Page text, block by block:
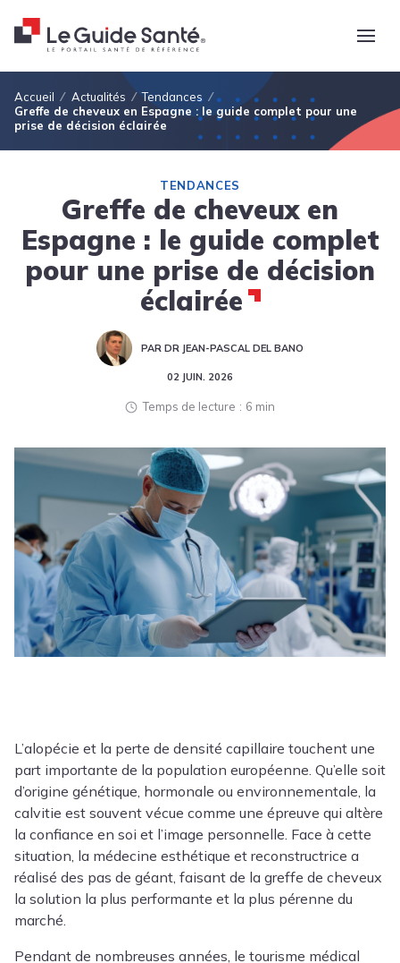
Fil d'Ariane
Accueil Actualités
Tendances
Greffe de cheveux en Espagne : le guide complet pour une
prise de décision éclairée
TENDANCES
Greffe de cheveux en
Espagne : le guide complet
pour une prise de décision
éclairée
PAR DR JEAN-PASCAL DEL BANO
02 JUIN. 2026
Temps de lecture 6 min
L’alopécie et la perte de densité capillaire touchent une
part importante de la population européenne. Qu’elle soit
d’origine génétique, hormonale ou environnementale, la
calvitie est souvent vécue comme une épreuve qui altère
la confiance en soi et l’image personnelle. Face à cette
situation, la médecine esthétique et reconstructrice a
réalisé des pas de géant, faisant de la greffe de cheveux
la solution la plus performante et la plus pérenne du
marché.
Pendant de nombreuses années, le tourisme médical